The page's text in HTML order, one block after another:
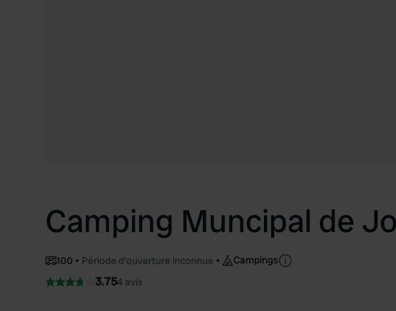
Camping Muncipal de
100 Période d'ouverture inconnue Campings
3.754 avis